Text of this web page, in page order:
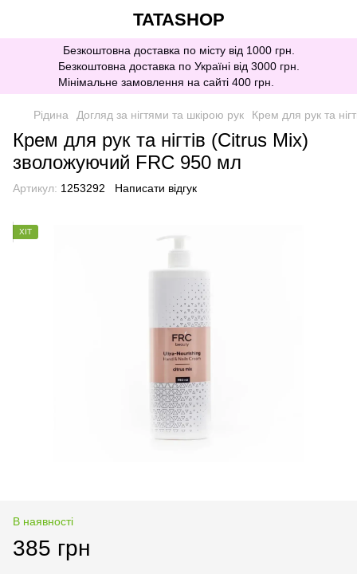
TATASHOP
Безкоштовна доставка по місту від 1000 грн.
Безкоштовна доставка по Україні від 3000 грн.
Мінімальне замовлення на сайті 400 грн.
Рідина Догляд за нігтями та шкірою рук Крем для рук та
Крем для рук та нігтів (Citrus Mix)
зволожуючий FRC 950 мл
Артикул: 1253292 Написати відгук
ХІТ
В наявності
385 грн